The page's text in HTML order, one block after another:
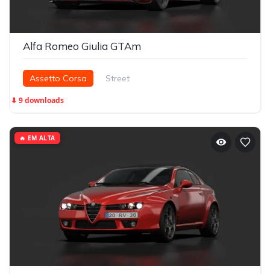
Alfa Romeo Giulia GTAm
Assetto Corsa Street
⬇ 9 downloads
🔥 EM ALTA